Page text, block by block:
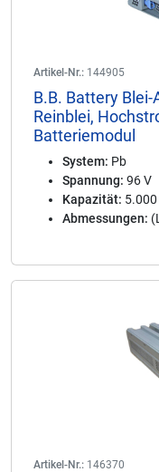
Artikel-Nr.: 144905
B.B. Battery Blei-
Reinblei,
Batteriemodul
System: Pb
Spannung: 96 V
Kapazität:
Abmessungen:
Artikel-Nr.: 146370